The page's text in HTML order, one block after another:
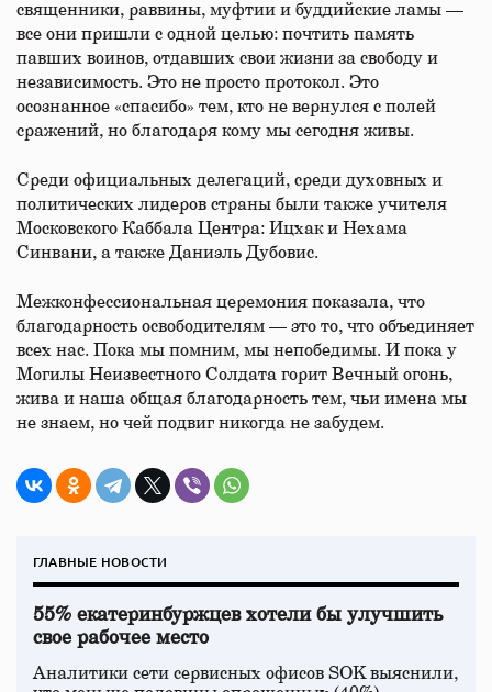
священники, раввины, муфтии и буддийские ламы —
все они пришли с одной целью: почтить память
павших воинов, отдавших свои жизни за свободу и
независимость. Это не просто протокол. Это
осознанное «спасибо» тем, кто не вернулся с полей
сражений, но благодаря кому мы сегодня живы.
Среди официальных делегаций, среди духовных и
политических лидеров страны были также учителя
Московского Каббала Центра: Ицхак и Нехама
Синвани, а также Даниэль Дубовис.
Межконфессиональная церемония показала, что
благодарность освободителям — это то, что объединяет
всех нас. Пока мы помним, мы непобедимы. И пока у
Могилы Неизвестного Солдата горит Вечный огонь,
жива и наша общая благодарность тем, чьи имена мы
не знаем, но чей подвиг никогда не забудем.
ГЛАВНЫЕ НОВОСТИ
55% екатеринбуржцев хотели бы улучшить
свое рабочее место
Аналитики сети сервисных офисов SOK выяснили,